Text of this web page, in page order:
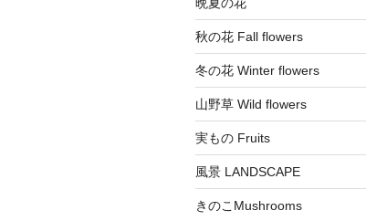
晩夏の花
秋の花 Fall flowers
冬の花 Winter flowers
山野草 Wild flowers
実もの Fruits
風景 LANDSCAPE
きのこMushrooms